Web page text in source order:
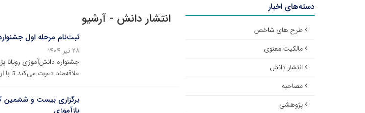
انتشار دانش - آرشیو
ثبت‌نام مرحله اول
۲۸ تیر ۱۴۰۴
جشنواره دانش‌آموزی رویانا
علاقه‌مند دعوت می‌کند تا با
برگزاری بیست و ششمین
بازآموزی
دسته‌های اخبار
طرح های شاخص
مالکیت معنوی
انتشار دانش
مصاحبه
پژوهشی